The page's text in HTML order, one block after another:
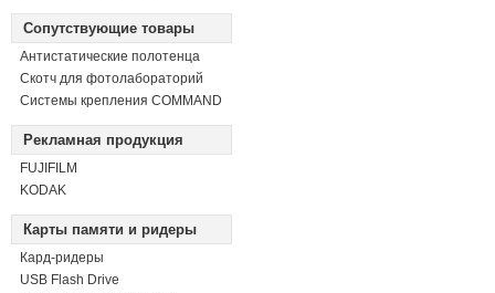
Сопутствующие товары
Антистатические полотенца
Скотч для фотолабораторий
Системы крепления COMMAND
Рекламная продукция
FUJIFILM
KODAK
Карты памяти и ридеры
Кард-ридеры
USB Flash Drive